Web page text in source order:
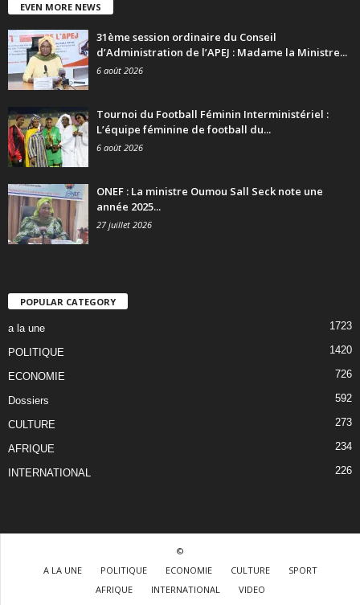
EVEN MORE NEWS
31ème session ordinaire du Conseil
d’Administration de l’APEJ : Madame la Ministre...
6 août 2026
Tournoi du Football Féminin Interministériel :
L’équipe féminine de football du...
6 août 2026
ONEF : La ministre Oumou Sall Seck note une
année 2025...
27 juillet 2026
POPULAR CATEGORY
a la une 1723
POLITIQUE 1420
ECONOMIE 726
Dossiers 592
CULTURE 273
AFRIQUE 234
INTERNATIONAL 226
©
A LA UNE
POLITIQUE ECONOMIE CULTURE
SPORT
AFRIQUE
INTERNATIONAL VIDEO